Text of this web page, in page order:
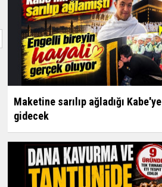
Maketine sarılıp ağladığı Kabe'ye
gidecek